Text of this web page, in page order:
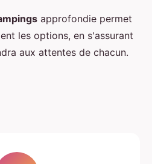
approfondie permet
les options, en s'assurant
aux attentes de chacun.